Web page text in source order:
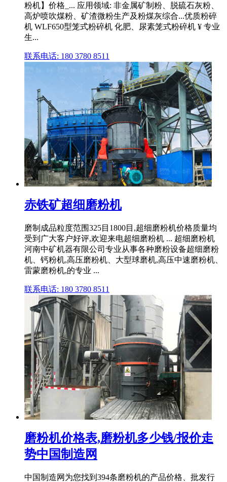
粉机】价格_... 应用领域: 非金属矿制粉、脱硫石灰粉、
高炉喷吹煤粉、矿渣微粉生产及粉煤灰综合...优质粉碎
机 WLF650型笼式粉碎机 化肥、尿素笼式粉碎机 ¥ 专业
生...
联系电话: 180 3780 8511
赤铁矿超细磨粉机
磨制成品粒度范围325目1800目,超细磨粉机价格质量均
受到广大客户好评,欢迎来电超细磨粉机 ... 超细磨粉机
河南中矿机器有限公司专业从事各种磨粉设备超细磨粉
机、钙粉机,高压磨粉机、大型球磨机,高压中速磨粉机、
雷蒙磨粉机,的专业 ...
联系电话: 180 3780 8511
磨粉机价格表,磨粉机多少钱/报价走
势中国制造网
中国制造网为您找到394条磨粉机的产品价格、批发行